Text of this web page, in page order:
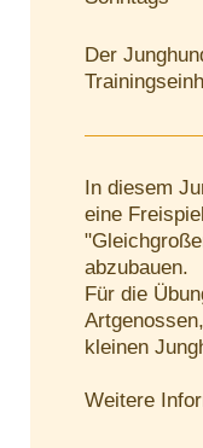
Der
In diesem
eine
abzubauen.
Für die
kleinen
Weitere